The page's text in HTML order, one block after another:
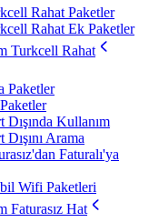
Rahat Paketler
Rahat Ek Paketler
Turkcell Rahat
Paketler
Dışında Kullanım
Dışını Arama
Faturalı'ya
Wifi Paketleri
Faturasız Hat